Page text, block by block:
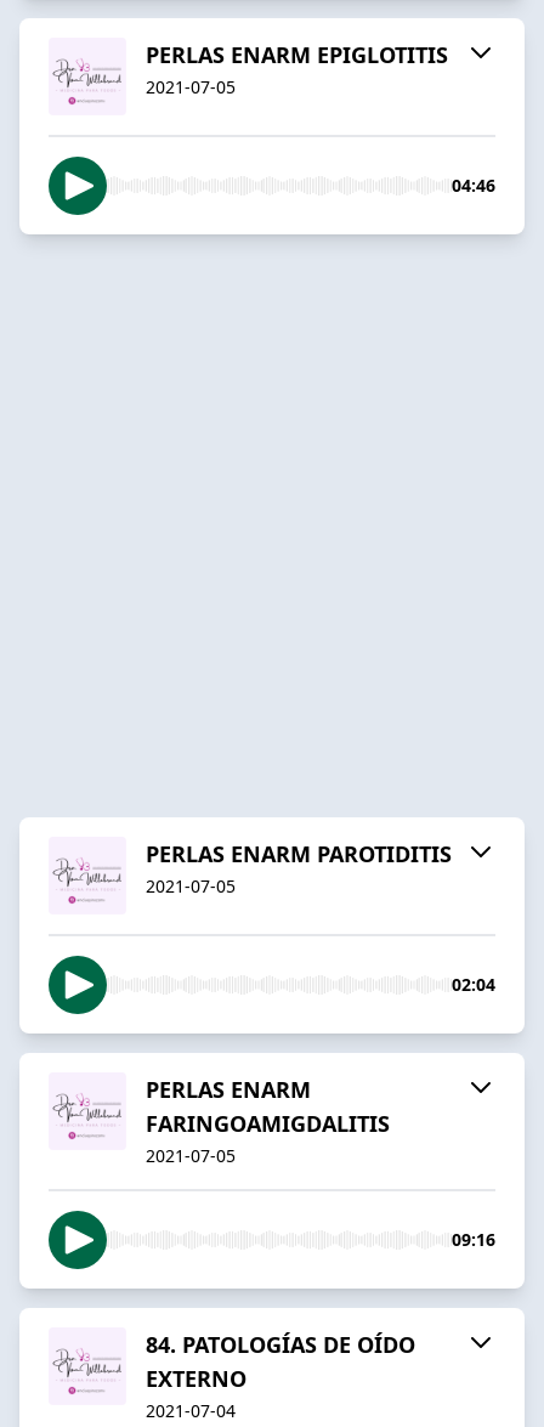
PERLAS ENARM EPIGLOTITIS
2021-07-05
04:46
PERLAS ENARM PAROTIDITIS
2021-07-05
02:04
PERLAS ENARM
FARINGOAMIGDALITIS
2021-07-05
09:16
84. PATOLOGÍAS DE OÍDO
EXTERNO
2021-07-04